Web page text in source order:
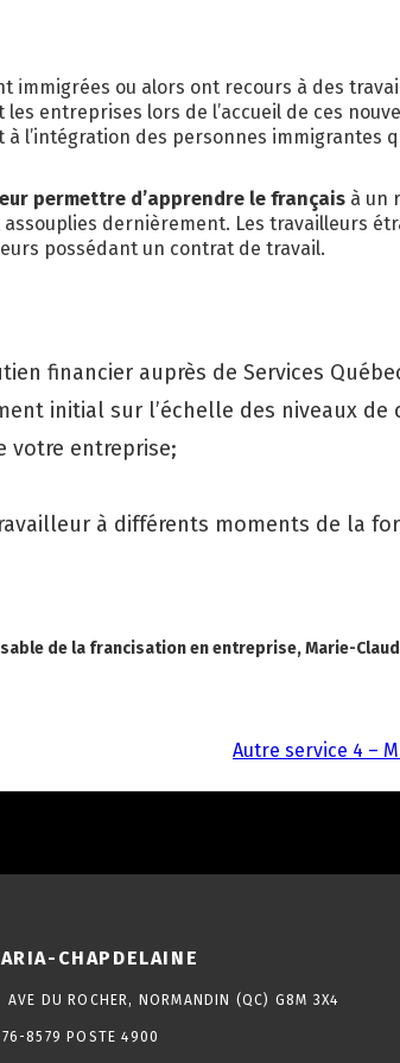
INSCRIPTION NOS SERVICES
ou alors ont recours à des
entreprises lors de l’accueil de ces
l’intégration des personnes immigrantes
permettre d’apprendre le français à un
dernièrement. Les travailleurs
possédant un contrat de travail.
financier auprès de Services
initial sur l’échelle des niveaux de
votre entreprise;
à différents moments de la
de la francisation en entreprise, Marie-
Autre service 4 –
CHAPDELAINE
AVE DU ROCHER, NORMANDIN (QC) G8M 3X4
8579 POSTE 4900